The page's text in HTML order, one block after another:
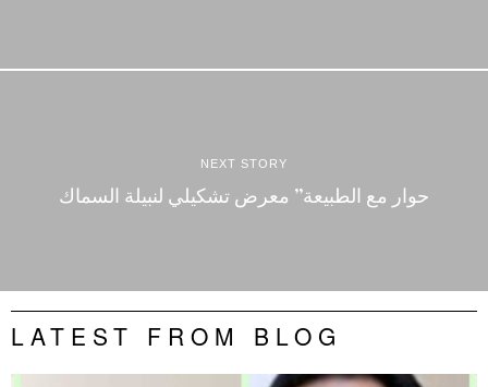
NEXT STORY
حوار مع الطبيعة” معرض تشكيلي لنبيلة السماك
LATEST FROM BLOG